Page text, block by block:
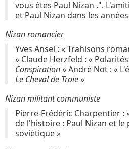
vous êtes Paul Nizan .".
et Paul Nizan dans les
Nizan romancier
Yves Ansel : « Trahisons
» Claude Herzfeld : «
Conspiration» André Not : «
Le Cheval de Troie»
Nizan militant communiste
Pierre-Frédéric Charpentier :
de l'histoire : Paul Nizan et
soviétique »